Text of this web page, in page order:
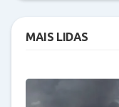
MAIS LIDAS